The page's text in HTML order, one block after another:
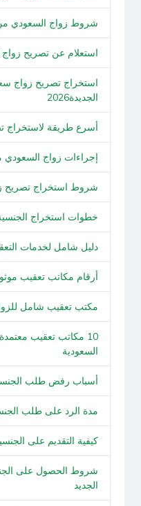
شروط زواج السعودي من
استعلام عن تصريح زواج
استخراج تصريح زواج
الجديدة2026
أسرع طريقة لاستخراج
إجراءات زواج
شروط استخراج تصريح
خطوات استخراج
دليل شامل لخدمات
أرقام مكاتب تعقيب
مكتب تعقيب شامل
10 مكاتب تعقيب
السعودية
أسباب رفض طلب
مدة الرد على طلب
كيفية التقديم على
شروط الحصول على
الجديد